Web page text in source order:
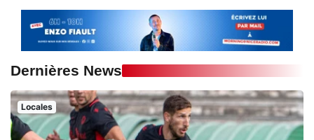
Dernières News
Locales